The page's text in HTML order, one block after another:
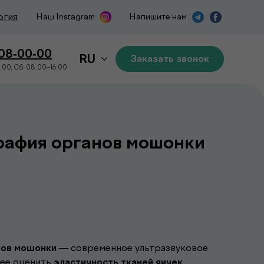
Наш Instagram Напишите нам
00-00 RU Заказать звонок
Сб: 08:00–16:00
органов мошонки
мошонки — современное ультразвуковое